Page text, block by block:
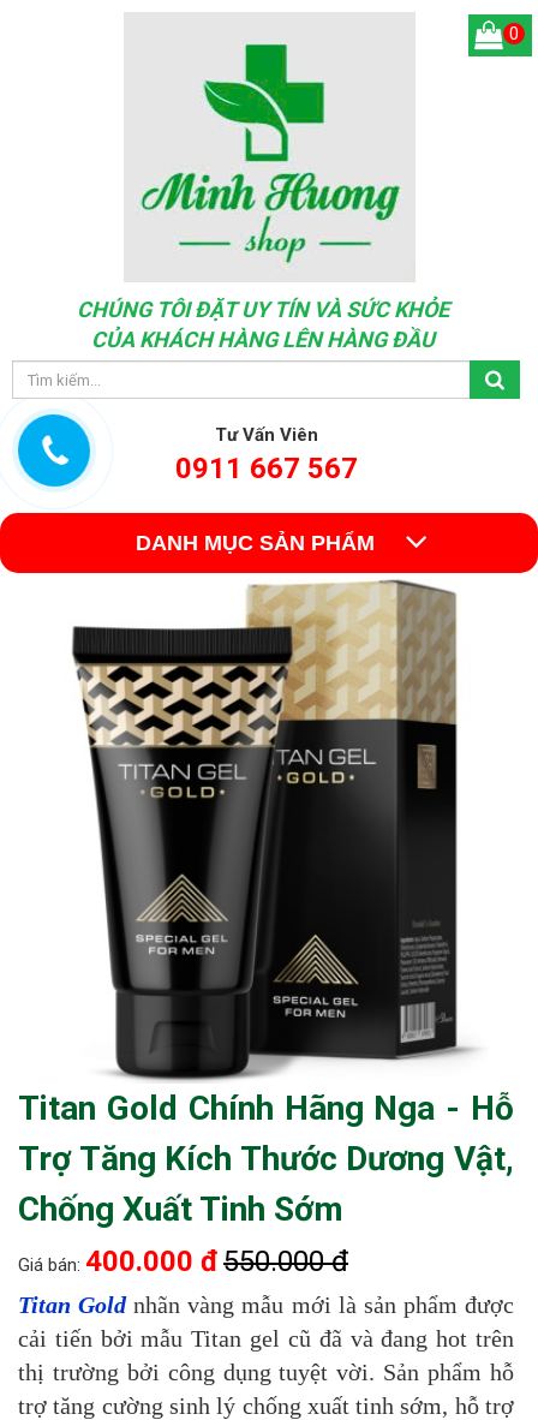
CHÚNG TÔI ĐẶT UY TÍN VÀ SỨC KHỎE
CỦA KHÁCH HÀNG LÊN HÀNG ĐẦU
Tư Vấn Viên
0911 667 567
0
DANH MỤC SẢN PHẨM
Titan Gold Chính Hãng Nga - Hỗ
Trợ Tăng Kích Thước Dương Vật,
Chống Xuất Tinh Sớm
Giá bán: 400.000 đ550.000 đ
Titan Goldnhãn vàng mẫu mới là sản phẩm được
cải tiến bởi mẫu Titan gel cũ đã và đang hot trên
thị trường bởi công dụng tuyệt vời. Sản phẩm hỗ
trợ tăng cường sinh lý chống xuất tinh sớm, hỗ trợ